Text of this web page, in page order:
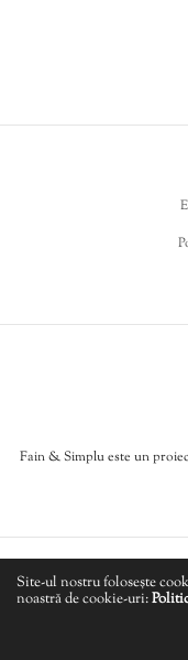
Fain & Simplu este un
Site-ul nostru folosește
noastră de cookie-uri: